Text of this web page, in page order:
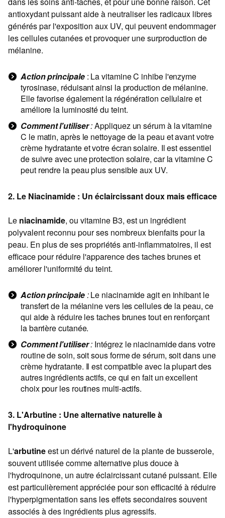
antioxydant puissant aide à neutraliser les radicaux libres
générés par l'exposition aux UV, qui peuvent endommager
les cellules cutanées et provoquer une surproduction de
mélanine.
Action principale : La vitamine C inhibe l'enzyme
tyrosinase, réduisant ainsi la production de mélanine.
Elle favorise également la régénération cellulaire et
améliore la luminosité du teint.
Comment l'utiliser:Appliquez un sérum à la vitamine
C le matin, après le nettoyage de la peau et avant votre
crème hydratante et votre écran solaire. Il est essentiel
de suivre avec une protection solaire, car la vitamine C
peut rendre la peau plus sensible aux UV.
2. Le Niacinamide : Un éclaircissant doux mais efficace
Le niacinamide, ou vitamine B3, est un ingrédient
polyvalent reconnu pour ses nombreux bienfaits pour la
peau. En plus de ses propriétés anti-inflammatoires, il est
efficace pour réduire l'apparence des taches brunes et
améliorer l'uniformité du teint.
Action principale:Le niacinamide agit en inhibant le
transfert de la mélanine vers les cellules de la peau, ce
qui aide à réduire les taches brunes tout en renforçant
la barrière cutanée.
Comment l'utiliser: Intégrez le niacinamide dans votre
routine de soin, soit sous forme de sérum, soit dans une
crème hydratante. Il est compatible avec la plupart des
autres ingrédients actifs, ce qui en fait un excellent
choix pour les routines multi-actifs.
3. L'Arbutine : Une alternative naturelle à
l'hydroquinone
L'arbutineest un dérivé naturel de la plante de busserole,
souvent utilisée comme alternative plus douce à
l'hydroquinone, un autre éclaircissant cutané puissant. Elle
est particulièrement appréciée pour son efficacité à réduire
l'hyperpigmentation sans les effets secondaires souvent
associés à des ingrédients plus agressifs.